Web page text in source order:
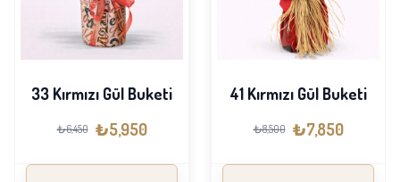
33 Kırmızı Gül Buketi
₺6,450 ₺5,950
41 Kırmızı Gül Buketi
₺8,500 ₺7,850